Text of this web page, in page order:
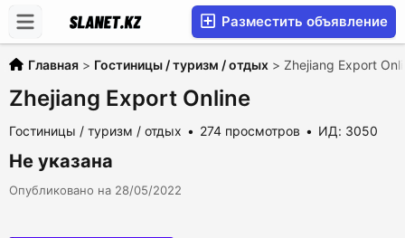
Разместить объявление
Главная > Гостиницы / туризм / отдых > Zhejiang Export
Zhejiang Export Online
Гостиницы / туризм / отдых 274 просмотров ИД: 3050
Не указана
Опубликовано на 28/05/2022